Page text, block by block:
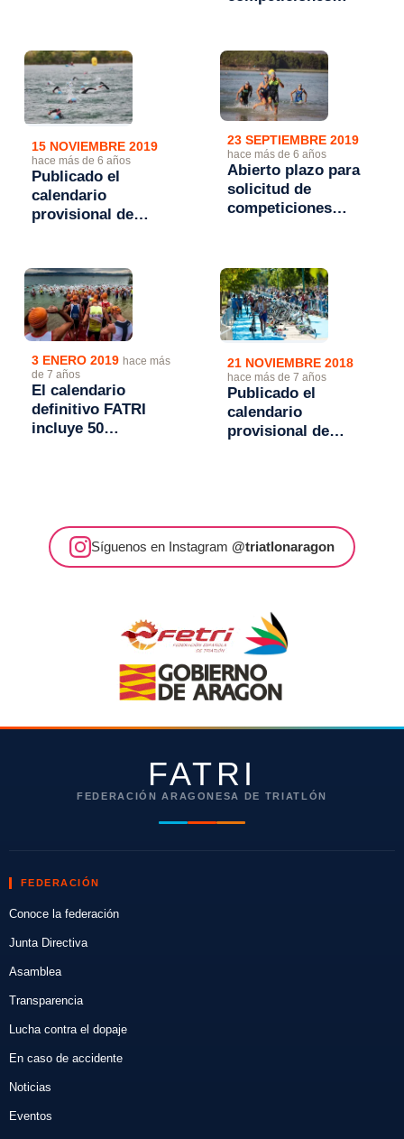
sanitaria de
coronavirus
15 NOVIEMBRE 2019
hace más de 6 años
Publicado el
calendario
provisional de
23 SEPTIEMBRE 2019
hace más de 6 años
Abierto plazo para
solicitud de
competiciones
3 ENERO 2019 hace más
de 7 años
El calendario
definitivo FATRI
incluye 50
21 NOVIEMBRE 2018
hace más de 7 años
Publicado el
calendario
provisional de
Síguenos en Instagram @triatlonaragon
FATRI
FEDERACIÓN ARAGONESA DE TRIATLÓN
FEDERACIÓN
Conoce la federación
Junta Directiva
Asamblea
Transparencia
Lucha contra el dopaje
En caso de accidente
Noticias
Eventos